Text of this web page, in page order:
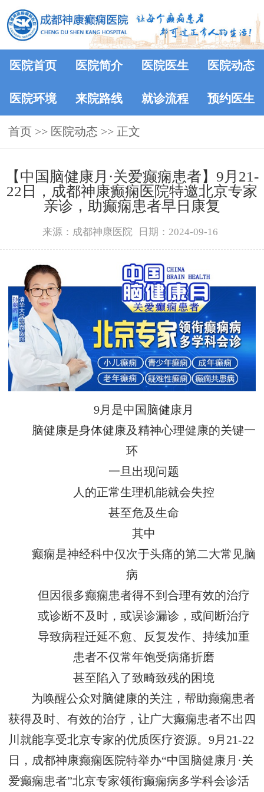
医院首页 医院简介 医院医生 医院动态
医院环境 来院路线 就诊流程 预约医生
首页 >> 医院动态 >> 正文
【中国脑健康月·关爱癫痫患者】9月21-
22日，成都神康癫痫医院特邀北京专家
亲诊，助癫痫患者早日康复
来源：成都神康医院 日期：2024-09-16
9月是中国脑健康月
脑健康是身体健康及精神心理健康的关键一
环
一旦出现问题
人的正常生理机能就会失控
甚至危及生命
其中
癫痫是神经科中仅次于头痛的第二大常见脑
病
但因很多癫痫患者得不到合理有效的治疗
或诊断不及时，或误诊漏诊，或间断治疗
导致病程迁延不愈、反复发作、持续加重
患者不仅常年饱受病痛折磨
甚至陷入了致畸致残的困境
为唤醒公众对脑健康的关注，帮助癫痫患者
获得及时、有效的治疗，让广大癫痫患者不出四
川就能享受北京专家的优质医疗资源。9月21-22
日，成都神康癫痫医院特举办“中国脑健康月·关
爱癫痫患者”北京专家领衔癫痫病多学科会诊活